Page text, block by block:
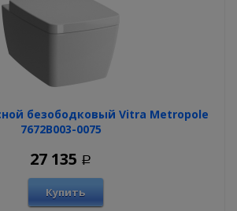
безободковый Vitra Metropole
7672B003-0075
27 135 Р
Купить